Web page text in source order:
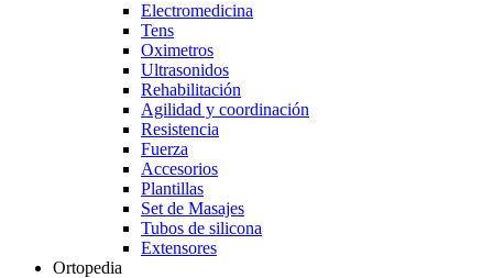
Electromedicina
Tens
Oximetros
Ultrasonidos
Rehabilitación
Agilidad y coordinación
Resistencia
Fuerza
Accesorios
Plantillas
Set de Masajes
Tubos de silicona
Extensores
Ortopedia